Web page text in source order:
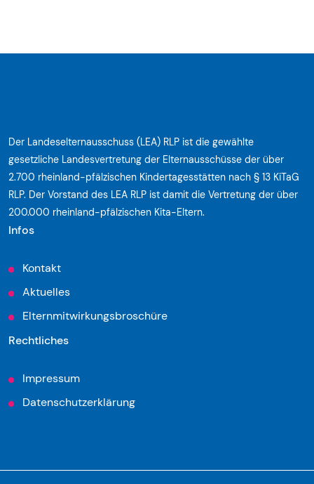
Der Landeselternausschuss (LEA) RLP ist die gewählte
gesetzliche Landesvertretung der Elternausschüsse der über
2.700 rheinland-pfälzischen Kindertagesstätten nach § 13 KiTaG
RLP. Der Vorstand des LEA RLP ist damit die Vertretung der über
200.000 rheinland-pfälzischen Kita-Eltern.
Infos
Kontakt
Aktuelles
Elternmitwirkungsbroschüre
Rechtliches
Impressum
Datenschutzerklärung